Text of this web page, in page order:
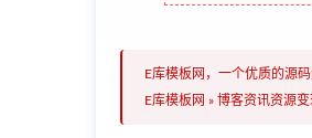
E库模板网，一个优质的源码
E库模板网 » 博客资讯资源